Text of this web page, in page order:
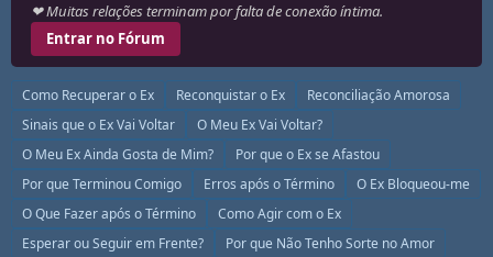
❤ Muitas relações terminam por falta de conexão íntima.
Entrar no Fórum
Como Recuperar o Ex Reconquistar o Ex
Reconciliação Amorosa
Sinais que o Ex Vai Voltar
O Meu Ex Vai Voltar?
O Meu Ex Ainda Gosta de Mim?
Por que o Ex se Afastou
Por que Terminou Comigo
Erros após o Término
O Ex Bloqueou-me
O Que Fazer após o Término
Como Agir com o Ex
Esperar ou Seguir em Frente?
Por que Não Tenho Sorte no Amor